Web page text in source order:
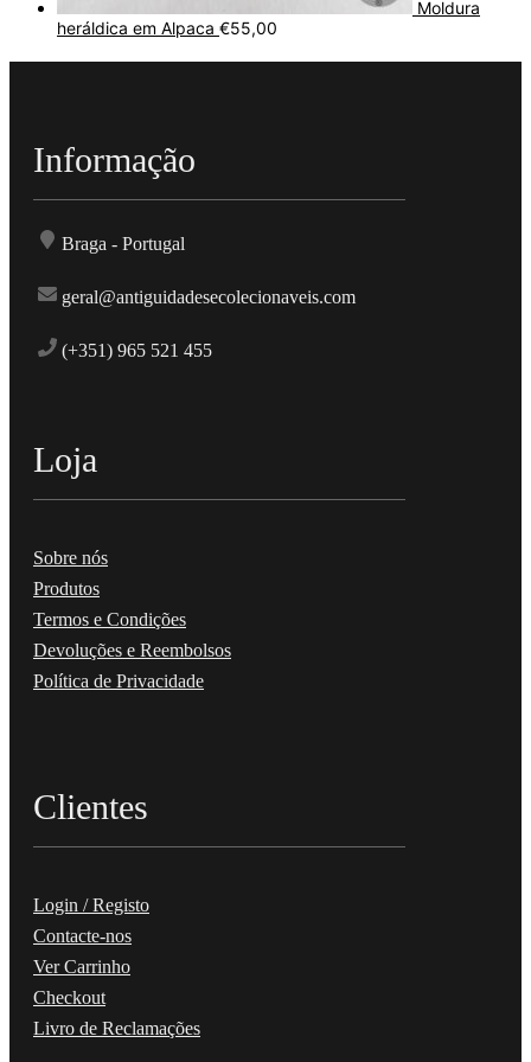
Moldura
heráldica em Alpaca €55,00
Informação
Braga - Portugal
geral@antiguidadesecolecionaveis.com
(+351) 965 521 455
Loja
Sobre nós
Produtos
Termos e Condições
Devoluções e Reembolsos
Política de Privacidade
Clientes
Login / Registo
Contacte-nos
Ver Carrinho
Checkout
Livro de Reclamações